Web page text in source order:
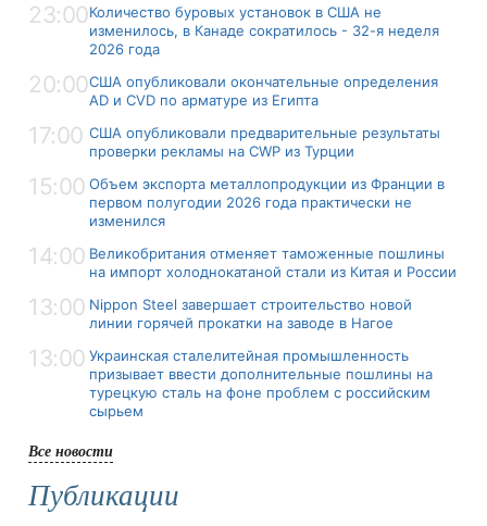
23:00Количество буровых установок в США не
изменилось, в Канаде сократилось - 32-я неделя
2026 года
20:00США опубликовали окончательные определения
AD и CVD по арматуре из Египта
17:00 США опубликовали предварительные результаты
проверки рекламы на CWP из Турции
15:00 Объем экспорта металлопродукции из Франции в
первом полугодии 2026 года практически не
изменился
14:00 Великобритания отменяет таможенные пошлины
на импорт холоднокатаной стали из Китая и России
13:00 Nippon Steel завершает строительство новой
линии горячей прокатки на заводе в Нагое
13:00 Украинская сталелитейная промышленность
призывает ввести дополнительные пошлины на
турецкую сталь на фоне проблем с российским
сырьем
Все новости
Публикации